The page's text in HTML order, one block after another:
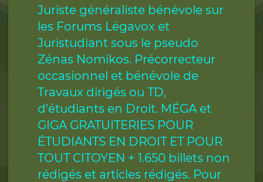
Juriste généraliste bénévole sur
les Forums Légavox et
Juristudiant sous le pseudo
Zénas Nomikos. Précorrecteur
occasionnel et bénévole de
Travaux dirigés ou TD,
d'étudiants en Droit. MÉGA et
GIGA GRATUITERIES POUR
ÉTUDIANTS EN DROIT ET POUR
TOUT CITOYEN + 1.650 billets non
rédigés et articles rédigés. Pour